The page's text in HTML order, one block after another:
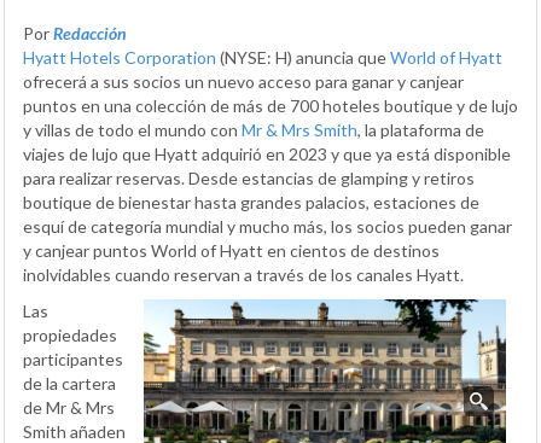
PorRedacción
Hyatt Hotels Corporation (NYSE: H) anuncia queWorld of Hyatt
ofrecerá a sus socios un nuevo acceso para ganar y canjear
puntos en una colección de más de 700 hoteles boutique y de lujo
y villas de todo el mundo con Mr & Mrs Smith, la plataforma de
viajes de lujo que Hyatt adquirió en 2023 y que ya está disponible
para realizar reservas. Desde estancias de glamping y retiros
boutique de bienestar hasta grandes palacios, estaciones de
esquí de categoría mundial y mucho más, los socios pueden ganar
y canjear puntos World of Hyatt en cientos de destinos
inolvidables cuando reservan a través de los canales Hyatt.
Las
propiedades
participantes
de la cartera
de Mr & Mrs
Smith añaden